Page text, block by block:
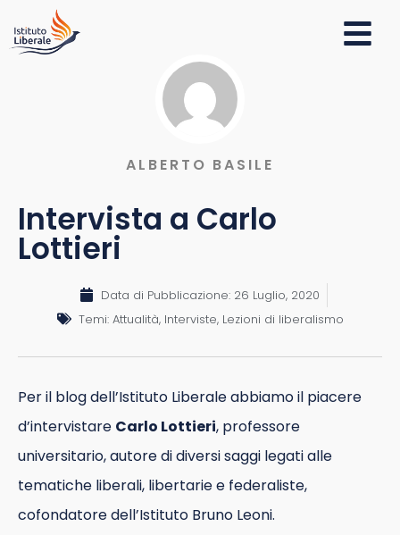
ALBERTO BASILE
Intervista a Carlo
Lottieri
Data di Pubblicazione: 26 Luglio, 2020
Temi: Attualità, Interviste, Lezioni di liberalismo
Per il blog dell’Istituto Liberale abbiamo il piacere
d’intervistare Carlo Lottieri, professore
universitario, autore di diversi saggi legati alle
tematiche liberali, libertarie e federaliste,
cofondatore dell’Istituto Bruno Leoni.